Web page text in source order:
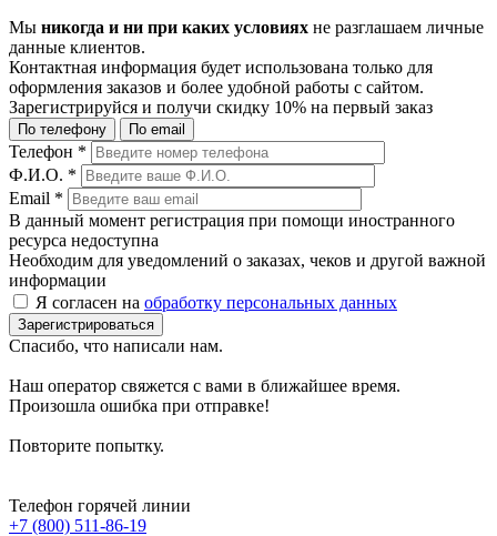
Мы никогда и ни при каких условиях не разглашаем личные
данные клиентов.
Контактная информация будет использована только для
оформления заказов и более удобной работы с сайтом.
Зарегистрируйся и получи скидку 10% на первый заказ
По телефону По email
Телефон *
Ф.И.О. *
Email *
В данный момент регистрация при помощи иностранного
ресурса недоступна
Необходим для уведомлений о заказах, чеков и другой важной
информации
Я согласен на обработку персональных данных
Зарегистрироваться
Спасибо, что написали нам.
Наш оператор свяжется с вами в ближайшее время.
Произошла ошибка при отправке!
Повторите попытку.
Телефон горячей линии
+7 (800) 511-86-19